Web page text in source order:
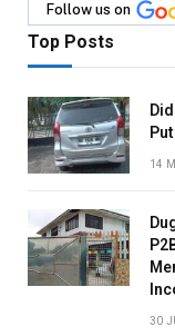
Follow us on
Top Posts
14
30